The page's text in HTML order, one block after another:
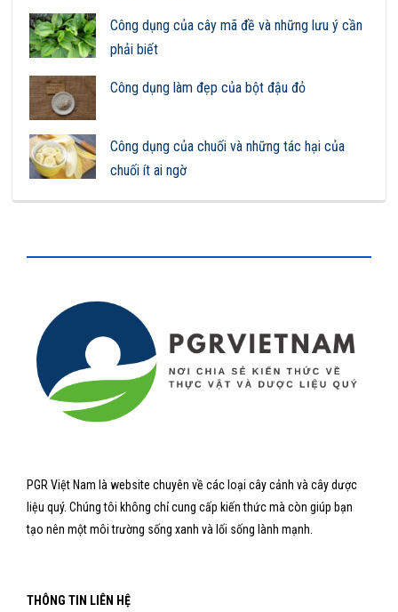
Công dụng của cây mã đề và những lưu ý cần
phải biết
Công dụng làm đẹp của bột đậu đỏ
Công dụng của chuối và những tác hại của
chuối ít ai ngờ
PGR Việt Nam là website chuyên về các loại cây cảnh và cây dược
liệu quý. Chúng tôi không chỉ cung cấp kiến thức mà còn giúp bạn
tạo nên một môi trường sống xanh và lối sống lành mạnh.
THÔNG TIN LIÊN HỆ